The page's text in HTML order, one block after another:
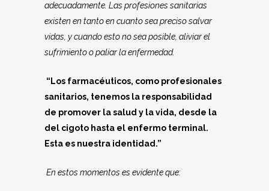
adecuadamente. Las profesiones sanitarias
existen en tanto en cuanto sea preciso salvar
vidas, y cuando esto no sea posible, aliviar el
sufrimiento o paliar la enfermedad.
“Los farmacéuticos, como profesionales
sanitarios, tenemos la responsabilidad
de promover la salud y la vida, desde la
del cigoto hasta el enfermo terminal.
Esta es nuestra identidad.”
En estos momentos es evidente que: